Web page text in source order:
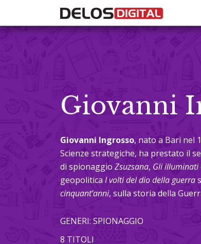
Giovanni
Giovanni Ingrosso, nato a Bari nel
Scienze strategiche, ha prestato il
di spionaggio Zsuzsana, Gli illuminati
geopolitica I volti del dio della guerra
cinquant’anni, sulla storia della
GENERI: SPIONAGGIO
8 TITOLI